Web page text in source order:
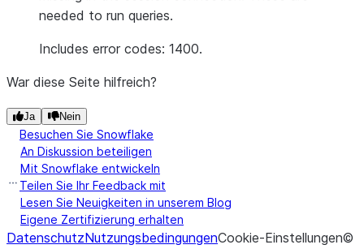
needed to run queries.
Includes error codes: 1400.
War diese Seite hilfreich?
Ja Nein
Besuchen Sie Snowflake
An Diskussion beteiligen
Mit Snowflake entwickeln
Teilen Sie Ihr Feedback mit
Lesen Sie Neuigkeiten in unserem Blog
Eigene Zertifizierung erhalten
DatenschutzNutzungsbedingungenCookie-Einstellungen©